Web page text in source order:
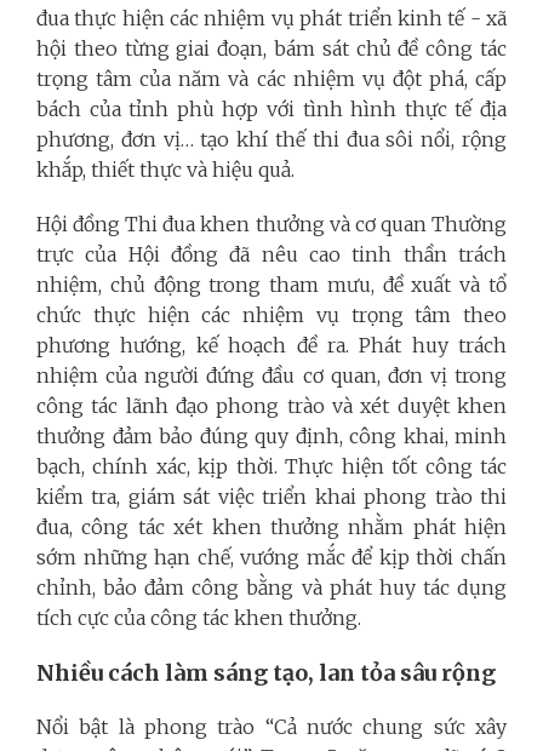
đua thực hiện các nhiệm vụ phát triển kinh tế - xã
hội theo từng giai đoạn, bám sát chủ đề công tác
trọng tâm của năm và các nhiệm vụ đột phá, cấp
bách của tỉnh phù hợp với tình hình thực tế địa
phương, đơn vị… tạo khí thế thi đua sôi nổi, rộng
khắp, thiết thực và hiệu quả.
Hội đồng Thi đua khen thưởng và cơ quan Thường
trực của Hội đồng đã nêu cao tinh thần trách
nhiệm, chủ động trong tham mưu, đề xuất và tổ
chức thực hiện các nhiệm vụ trọng tâm theo
phương hướng, kế hoạch đề ra. Phát huy trách
nhiệm của người đứng đầu cơ quan, đơn vị trong
công tác lãnh đạo phong trào và xét duyệt khen
thưởng đảm bảo đúng quy định, công khai, minh
bạch, chính xác, kịp thời. Thực hiện tốt công tác
kiểm tra, giám sát việc triển khai phong trào thi
đua, công tác xét khen thưởng nhằm phát hiện
sớm những hạn chế, vướng mắc để kịp thời chấn
chỉnh, bảo đảm công bằng và phát huy tác dụng
tích cực của công tác khen thưởng.
Nhiều cách làm sáng tạo, lan tỏa sâu rộng
Nổi bật là phong trào “Cả nước chung sức xây